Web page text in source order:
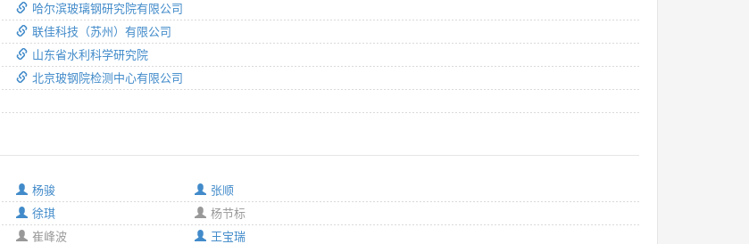
哈尔滨玻璃钢研究院有限公司
联佳科技（苏州）有限公司
山东省水利科学研究院
北京玻钢院检测中心有限公司
杨骏
张顺
徐琪
杨节标
崔峰波
王宝瑞